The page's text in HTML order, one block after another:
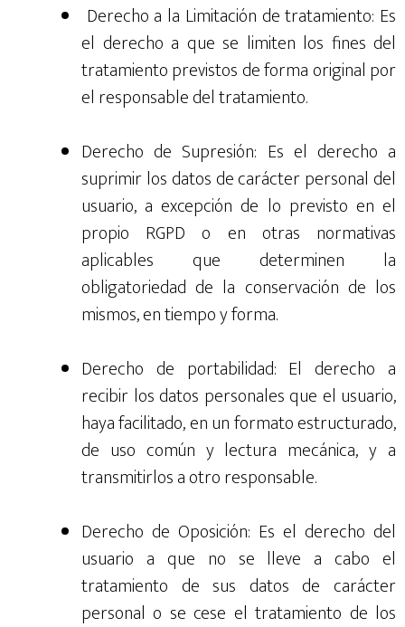
Derecho a la Limitación de tratamiento: Es
el derecho a que se limiten los fines del
tratamiento previstos de forma original por
el responsable del tratamiento.
Derecho de Supresión: Es el derecho a
suprimir los datos de carácter personal del
usuario, a excepción de lo previsto en el
propio RGPD o en otras normativas
aplicables que determinen la
obligatoriedad de la conservación de los
mismos, en tiempo y forma.
Derecho de portabilidad: El derecho a
recibir los datos personales que el usuario,
haya facilitado, en un formato estructurado,
de uso común y lectura mecánica, y a
transmitirlos a otro responsable.
Derecho de Oposición: Es el derecho del
usuario a que no se lleve a cabo el
tratamiento de sus datos de carácter
personal o se cese el tratamiento de los